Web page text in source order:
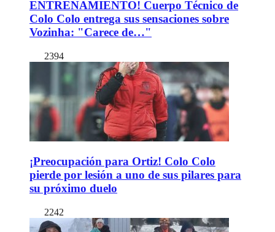
ENTRENAMIENTO! Cuerpo Técnico de
Colo Colo entrega sus sensaciones sobre
Vozinha: "Carece de…"
2394
¡Preocupación para Ortiz! Colo Colo
pierde por lesión a uno de sus pilares para
su próximo duelo
2242